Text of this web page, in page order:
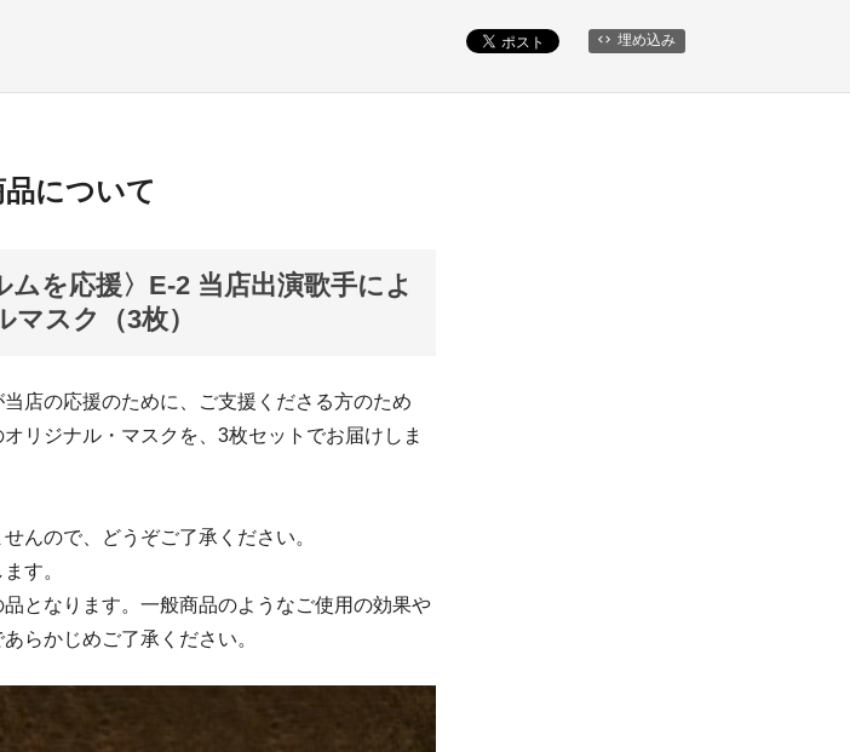
埋め込み
について
ムを応援〉E-2 当店出演歌手によ
スク（3枚）
店の応援のために、ご支援くださる方のため
リジナル・マスクを、3枚セットでお届けしま
んので、どうぞご了承ください。
す。
となります。一般商品のようなご使用の効果や
らかじめご了承ください。